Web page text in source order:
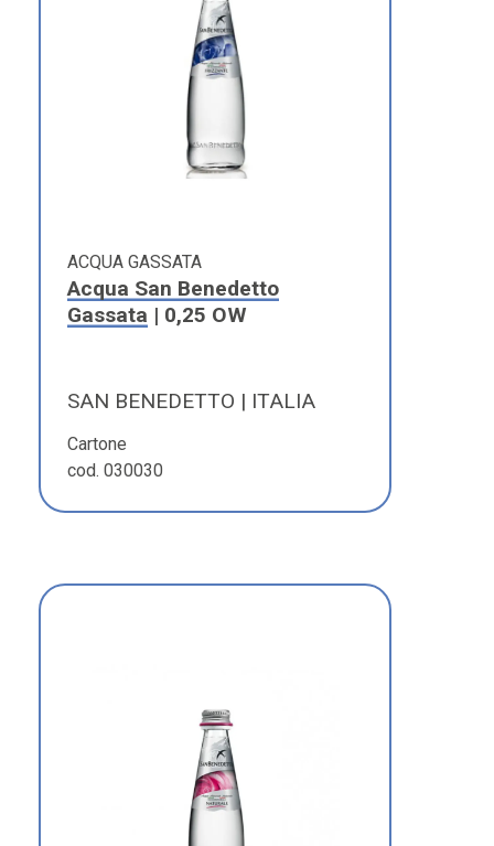
ACQUA GASSATA
Acqua San Benedetto
Gassata | 0,25 OW
SAN BENEDETTO | ITALIA
Cartone
cod. 030030